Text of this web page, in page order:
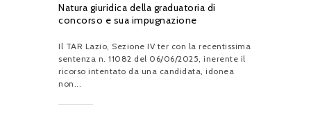
Natura giuridica della graduatoria di
concorso e sua impugnazione
Il TAR Lazio, Sezione IV ter con la recentissima
sentenza n. 11082 del 06/06/2025, inerente il
ricorso intentato da una candidata, idonea
non...